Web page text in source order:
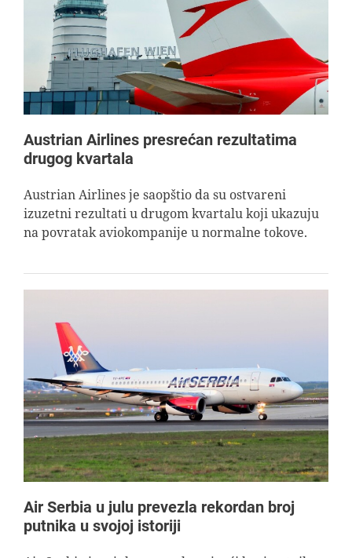
AVIOPEDIA
SPECIJAL
FOTO PRIČA
TEMA
AGENT
Austrian Airlines presrećan rezultatima
drugog kvartala
Austrian Airlines je saopštio da su ostvareni
izuzetni rezultati u drugom kvartalu koji ukazuju
na povratak aviokompanije u normalne tokove.
Air Serbia u julu prevezla rekordan broj
putnika u svojoj istoriji